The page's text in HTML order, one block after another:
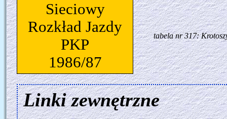
Sieciowy
Rozkład Jazdy
PKP
1986/87
tabela nr 317:
Linki zewnętrzne